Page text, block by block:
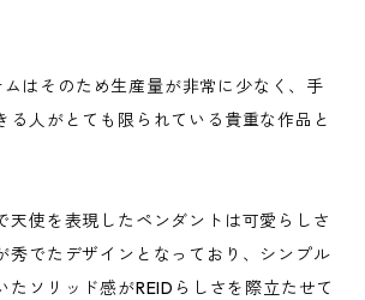
ムはそのため生産量が非常に少なく、手
る人がとても限られている貴重な作品と
天使を表現したペンダントは可愛らしさ
秀でたデザインとなっており、シンプル
たソリッド感がREIDらしさを際立たせて